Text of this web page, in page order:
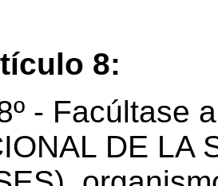
8:
- Facúltase
DE LA